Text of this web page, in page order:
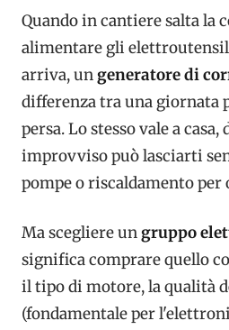
Quando in cantiere salta la
alimentare gli
arriva, ungeneratore di
differenza tra una giornata
persa. Lo stesso vale a
improvviso può lasciarti
pompe o riscaldamento per
Ma scegliere ungruppo
significa comprare quello
il tipo di motore, la qualità
(fondamentale per